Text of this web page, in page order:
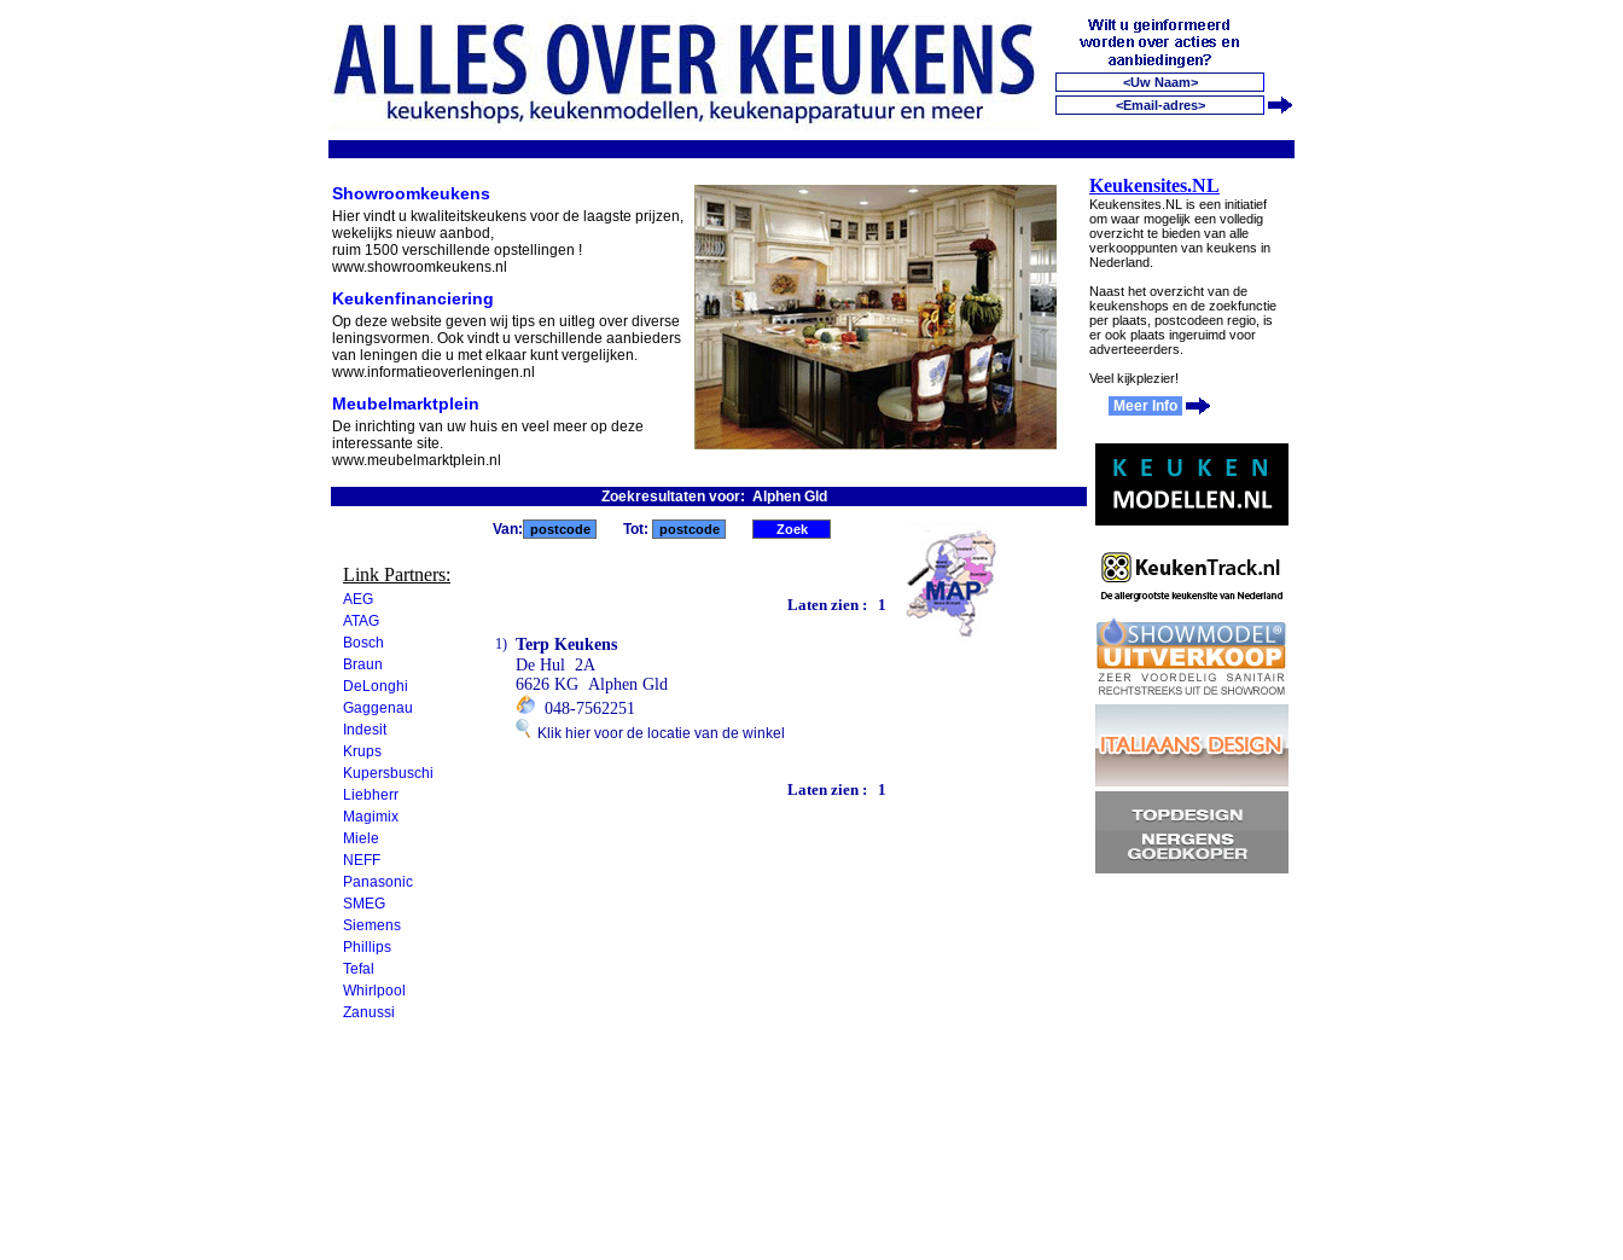
Showroomkeukens
Hier vindt u kwaliteitskeukens voor de laagste prijzen,
wekelijks nieuw aanbod,
ruim 1500 verschillende opstellingen !
www.showroomkeukens.nl
Keukenfinanciering
Op deze website geven wij tips en uitleg over diverse
leningsvormen. Ook vindt u verschillende aanbieders
van leningen die u met elkaar kunt vergelijken.
www.informatieoverleningen.nl
Meubelmarktplein
De inrichting van uw huis en veel meer op deze
interessante site.
www.meubelmarktplein.nl
Zoekresultaten voor: Alphen Gld
Link Partners:
AEG
ATAG
Bosch
Braun
DeLonghi
Gaggenau
Indesit
Krups
Kupersbuschi
Liebherr
Magimix
Miele
NEFF
Panasonic
SMEG
Siemens
Phillips
Tefal
Whirlpool
Zanussi
Van: Tot:
Laten zien : 1
1) Terp Keukens
De Hul 2A
6626 KG Alphen Gld
048-7562251
Klik hier voor de locatie van de winkel
Laten zien : 1
Keukensites.NL
Keukensites.NL is een initiatief
om waar mogelijk een volledig
overzicht te bieden van alle
verkooppunten van keukens in
Nederland.
Naast het overzicht van de
keukenshops en de zoekfunctie
per plaats, postcodeen regio, is
er ook plaats ingeruimd voor
adverteeerders.
Veel kijkplezier!
Meer Info